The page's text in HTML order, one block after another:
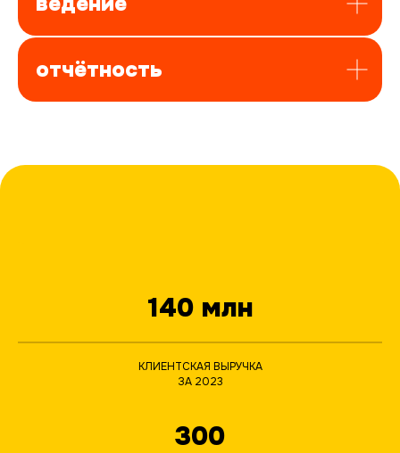
отчётность
140 млн
КЛИЕНТСКАЯ ВЫРУЧКА
ЗА 2023
300